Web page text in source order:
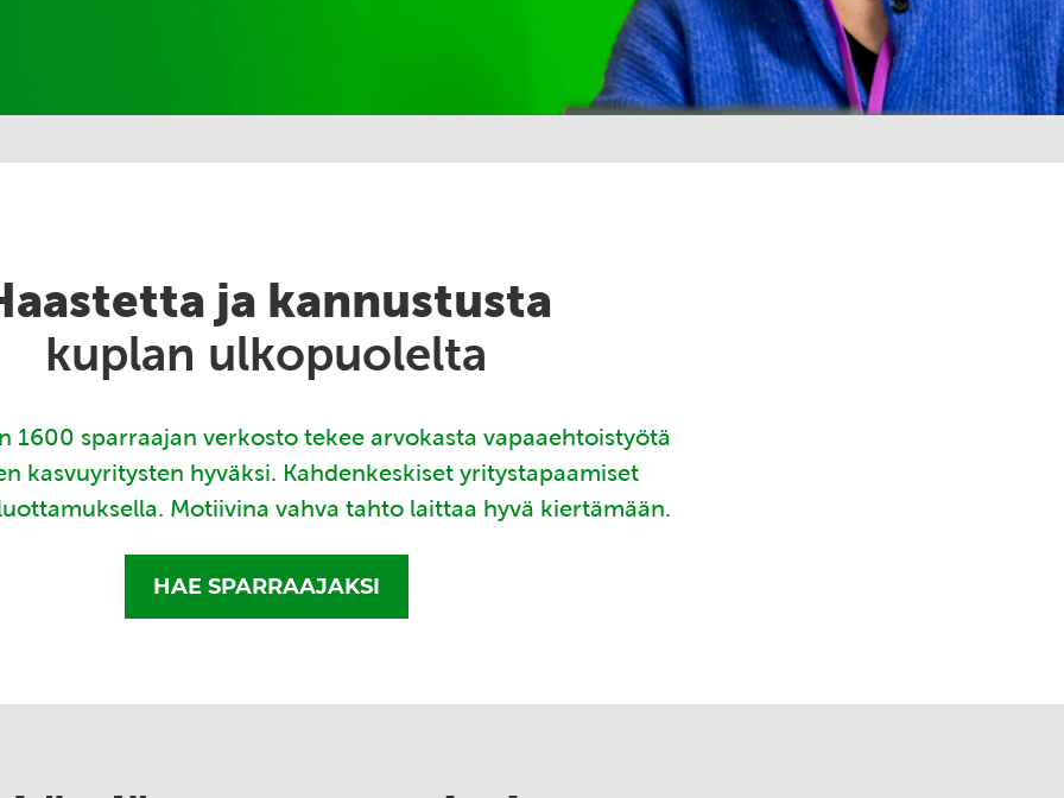
ja kannustusta
kuplan ulkopuolelta
1600 sparraajan verkosto tekee arvokasta vapaaehtoistyötä
kasvuyritysten hyväksi. Kahdenkeskiset yritystapaamiset
Motiivina vahva tahto laittaa hyvä kiertämään.
HAE SPARRAAJAKSI